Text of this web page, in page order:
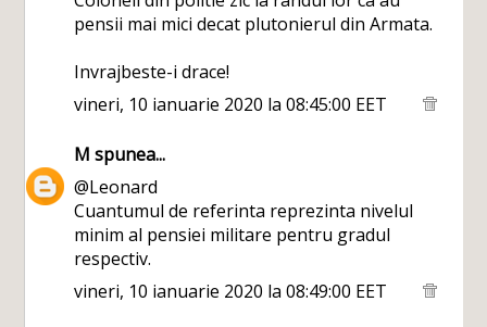
pensii mai mici decat plutonierul din Armata.
Invrajbeste-i drace!
vineri, 10 ianuarie 2020 la 08:45:00 EET
M spunea...
@Leonard
Cuantumul de referinta reprezinta nivelul
minim al pensiei militare pentru gradul
respectiv.
vineri, 10 ianuarie 2020 la 08:49:00 EET